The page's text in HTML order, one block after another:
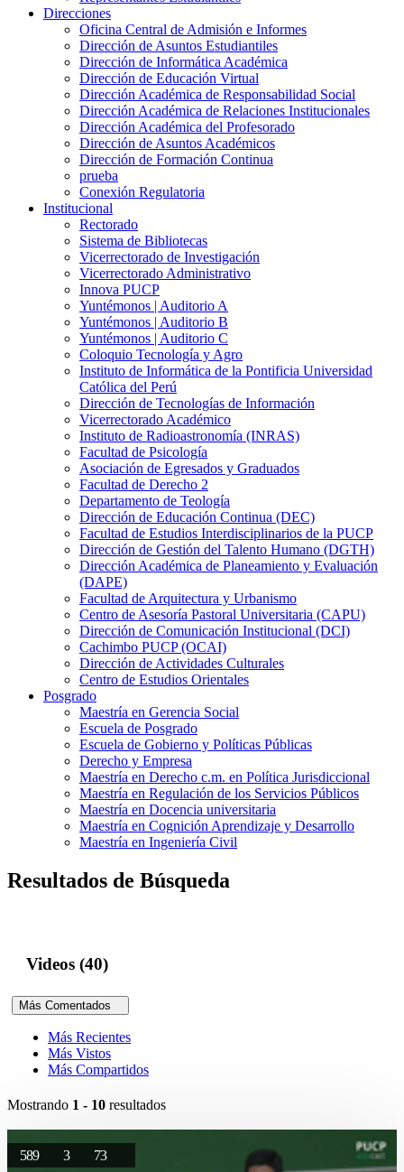
Direcciones
Oficina Central de Admisión e Informes
Dirección de Asuntos Estudiantiles
Dirección de Informática Académica
Dirección de Educación Virtual
Dirección Académica de Responsabilidad Social
Dirección Académica de Relaciones Institucionales
Dirección Académica del Profesorado
Dirección de Asuntos Académicos
Dirección de Formación Continua
prueba
Conexión Regulatoria
Institucional
Rectorado
Sistema de Bibliotecas
Vicerrectorado de Investigación
Vicerrectorado Administrativo
Innova PUCP
Yuntémonos | Auditorio A
Yuntémonos | Auditorio B
Yuntémonos | Auditorio C
Coloquio Tecnología y Agro
Instituto de Informática de la Pontificia Universidad
Católica del Perú
Dirección de Tecnologías de Información
Vicerrectorado Académico
Instituto de Radioastronomía (INRAS)
Facultad de Psicología
Asociación de Egresados y Graduados
Facultad de Derecho 2
Departamento de Teología
Dirección de Educación Continua (DEC)
Facultad de Estudios Interdisciplinarios de la PUCP
Dirección de Gestión del Talento Humano (DGTH)
Dirección Académica de Planeamiento y Evaluación
(DAPE)
Facultad de Arquitectura y Urbanismo
Centro de Asesoría Pastoral Universitaria (CAPU)
Dirección de Comunicación Institucional (DCI)
Cachimbo PUCP (OCAI)
Dirección de Actividades Culturales
Centro de Estudios Orientales
Posgrado
Maestría en Gerencia Social
Escuela de Posgrado
Escuela de Gobierno y Políticas Públicas
Derecho y Empresa
Maestría en Derecho c.m. en Política Jurisdiccional
Maestría en Regulación de los Servicios Públicos
Maestría en Docencia universitaria
Maestría en Cognición Aprendizaje y Desarrollo
Maestría en Ingeniería Civil
Resultados de Búsqueda
Videos (40)
Más Comentados
Más Recientes
Más Vistos
Más Compartidos
Mostrando 1 - 10 resultados
589 3 73